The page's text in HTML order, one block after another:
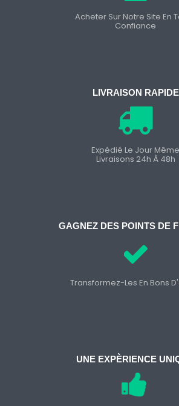
Acheter Sur Notre Site En
Confiance
LIVRAISON RAPIDE
Expédié Le Jour Même
Livraisons 24h À 48h
GAGNEZ DES POINTS DE
Transformez-Les En Bons
UNE EXPÈRIENCE